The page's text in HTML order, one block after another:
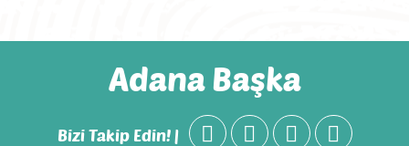
Adana Başka
Bizi Takip Edin! |